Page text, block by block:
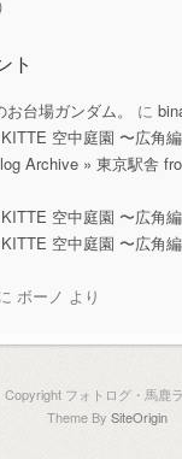
ト
台場ガンダム。 に
空中庭園 〜広角
Archive » 東京駅舎
空中庭園 〜広角
空中庭園 〜広角
ボーノ より
Copyright フォトログ・馬鹿
Theme By SiteOrigin